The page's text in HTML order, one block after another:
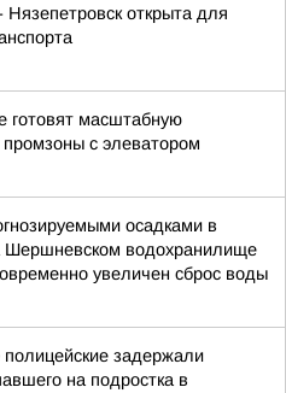
Нязепетровск открыта для
готовят масштабную
промзоны с элеватором
осадками в
Шершневском водохранилище
увеличен сброс воды
полицейские задержали
на подростка в